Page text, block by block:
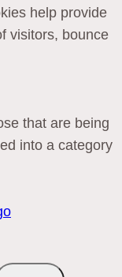
help provide
visitors, bounce
that are being
into a category